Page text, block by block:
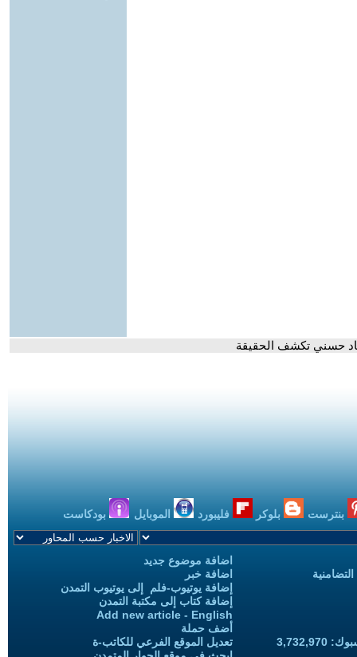
حسني تكشف الحقيقة
بنترست بلوكر فليبورد الموبايل بودكاست
اضافة موضوع جديد
اضافة خبر
إضافة يوتيوب-فلم إلى يوتيوب التمدن
إضافة كتاب إلى مكتبة التمدن
Add new article - English
أضف حملة
تعديل الموقع الفرعي للكاتب-ة